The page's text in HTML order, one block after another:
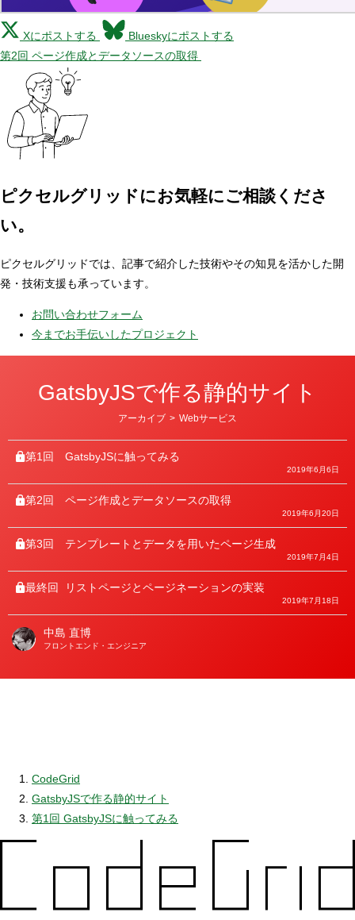
Xにポストする
Blueskyにポストする
第2回 ページ作成とデータソースの取得
ピクセルグリッドにお気軽にご相談くださ
い。
ピクセルグリッドでは、記事で紹介した技術やその知見を活かした開
発・技術支援も承っています。
お問い合わせフォーム
今までお手伝いしたプロジェクト
GatsbyJSで作る静的サイト
カ
ゴ
ー
アーカイブ > Webサービス
第1回 GatsbyJSに触ってみる
2019年6月6日
第2回 ページ作成とデータソースの取得
2019年6月20日
第3回 テンプレートとデータを用いたページ生成
2019年7月4日
最終回 リストページとページネーションの実装
2019年7月18日
著
中島 直博
フロントエンド・エンジニア
CodeGrid
GatsbyJSで作る静的サイト
第1回 GatsbyJSに触ってみる